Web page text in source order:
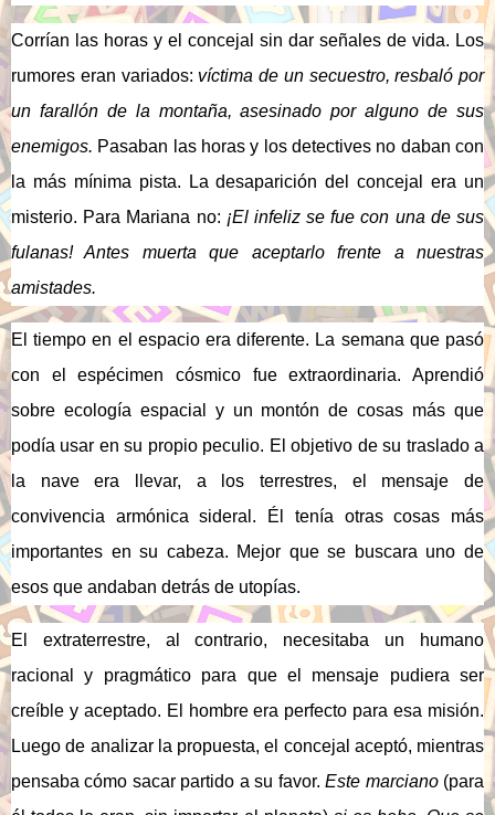
Corrían las horas y el concejal sin dar señales de vida. Los
rumores eran variados: víctima de un secuestro, resbaló por
un farallón de la montaña, asesinado por alguno de sus
enemigos. Pasaban las horas y los detectives no daban con
la más mínima pista. La desaparición del concejal era un
misterio. Para Mariana no: ¡El infeliz se fue con una de sus
fulanas! Antes muerta que aceptarlo frente a nuestras
amistades.
El tiempo en el espacio era diferente. La semana que pasó
con el espécimen cósmico fue extraordinaria. Aprendió
sobre ecología espacial y un montón de cosas más que
podía usar en su propio peculio. El objetivo de su traslado a
la nave era llevar, a los terrestres, el mensaje de
convivencia armónica sideral. Él tenía otras cosas más
importantes en su cabeza. Mejor que se buscara uno de
esos que andaban detrás de utopías.
El extraterrestre, al contrario, necesitaba un humano
racional y pragmático para que el mensaje pudiera ser
creíble y aceptado. El hombre era perfecto para esa misión.
Luego de analizar la propuesta, el concejal aceptó, mientras
pensaba cómo sacar partido a su favor.Este marciano (para